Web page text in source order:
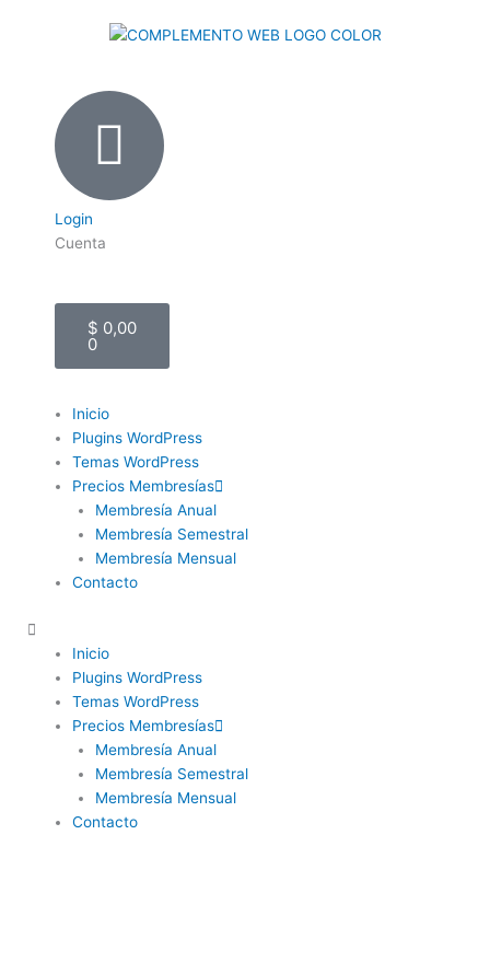
Login
Cuenta
$ 0,00
0
Inicio
Plugins WordPress
Temas WordPress
Precios Membresías
Membresía Anual
Membresía Semestral
Membresía Mensual
Contacto
Inicio
Plugins WordPress
Temas WordPress
Precios Membresías
Membresía Anual
Membresía Semestral
Membresía Mensual
Contacto